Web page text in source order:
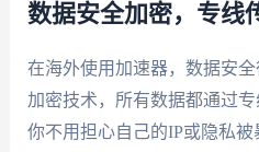
数据安全加密，专线
在海外使用加速器，数据安全
加密技术，所有数据都通过专
你不用担心自己的IP或隐私